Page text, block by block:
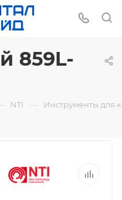
859L-
NTI — Инструменты для